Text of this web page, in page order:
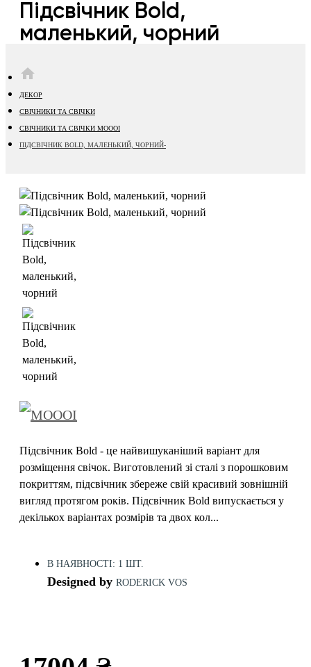
Підсвічник Bold,
маленький, чорний
ДЕКОР
СВІЧНИКИ ТА СВІЧКИ
СВІЧНИКИ ТА СВІЧКИ MOOOI
ПІДСВІЧНИК BOLD, МАЛЕНЬКИЙ, ЧОРНИЙ-
Підсвічник Bold - це найвишуканіший варіант для
розміщення свічок. Виготовлений зі сталі з порошковим
покриттям, підсвічник збереже свій красивий зовнішній
вигляд протягом років. Підсвічник Bold випускається у
декількох варіантах розмірів та двох кол...
В НАЯВНОСТІ: 1 ШТ.
Designed by RODERICK VOS